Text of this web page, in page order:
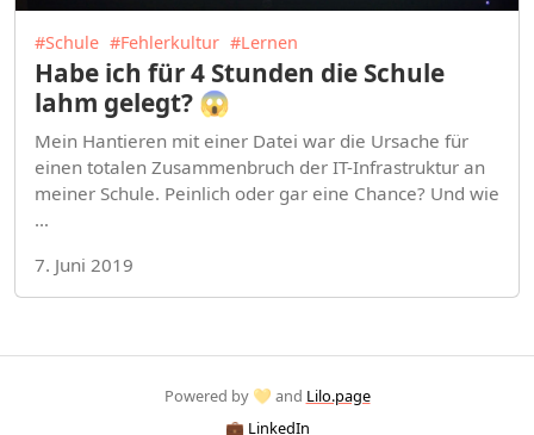
#Schule #Fehlerkultur #Lernen
Habe ich für 4 Stunden die Schule
lahm gelegt? 😱
Mein Hantieren mit einer Datei war die Ursache für
einen totalen Zusammenbruch der IT-Infrastruktur an
meiner Schule. Peinlich oder gar eine Chance? Und wie
…
7. Juni 2019
Powered by 💛 and Lilo.page
💼 LinkedIn